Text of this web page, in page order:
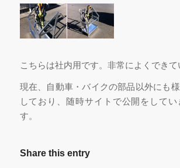
こちらは社内用です。非常によくできて
現在、自動車・バイクの部品以外にも
しており、随時サイトで公開をしてい
す。
Share this entry